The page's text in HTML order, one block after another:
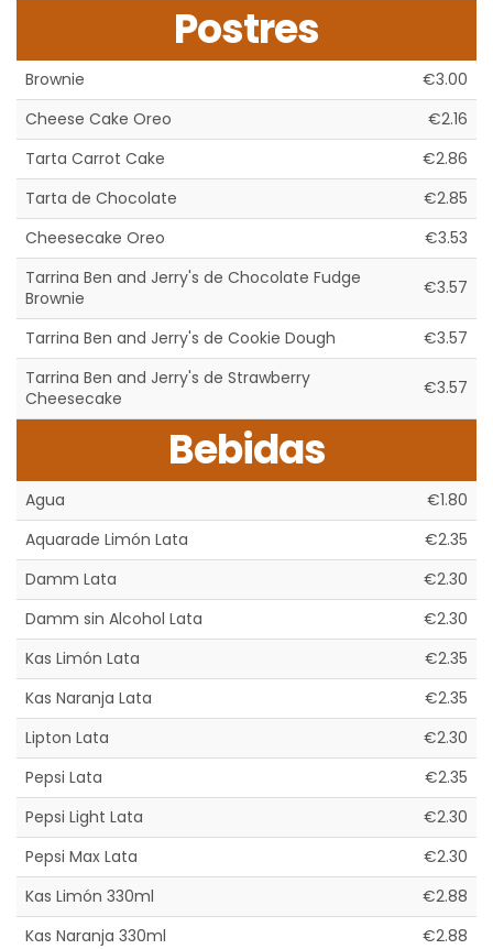
Postres
Brownie
€3.00
Cheese Cake Oreo
€2.16
Tarta Carrot Cake
€2.86
Tarta de Chocolate
€2.85
Cheesecake Oreo
€3.53
Tarrina Ben and Jerry's de Chocolate Fudge
Brownie
€3.57
Tarrina Ben and Jerry's de Cookie Dough
€3.57
Tarrina Ben and Jerry's de Strawberry
Cheesecake
€3.57
Bebidas
Agua
€1.80
Aquarade Limón Lata
€2.35
Damm Lata
€2.30
Damm sin Alcohol Lata
€2.30
Kas Limón Lata
€2.35
Kas Naranja Lata
€2.35
Lipton Lata
€2.30
Pepsi Lata
€2.35
Pepsi Light Lata
€2.30
Pepsi Max Lata
€2.30
Kas Limón 330ml
€2.88
Kas Naranja 330ml
€2.88